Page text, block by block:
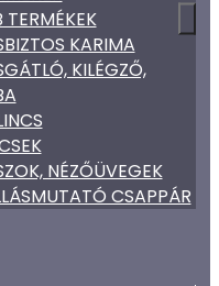
TERMÉKEK
KARIMA
KILÉGZŐ,
NÉZŐÜVEGEK
CSAPPÁR